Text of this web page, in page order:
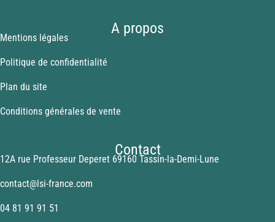
A propos
Mentions légales
Politique de confidentialité
Plan du site
Conditions générales de vente
Contact
12A rue Professeur Deperet 69160 Tassin-la-Demi-Lune
contact@lsi-france.com
04 81 91 91 51